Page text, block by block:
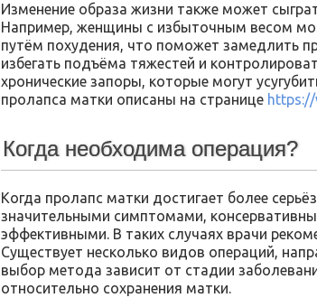
Изменение образа жизни также может
Например, женщины с избыточным весом
путём похудения, что поможет замедлить
избегать подъёма тяжестей и
хронические запоры, которые могут
пролапса матки описаны на странице
Когда необходима операция?
Когда пролапс матки достигает более
значительными симптомами,
эффективными. В таких случаях врачи
Существует несколько видов операций,
выбор метода зависит от стадии
относительно сохранения матки.